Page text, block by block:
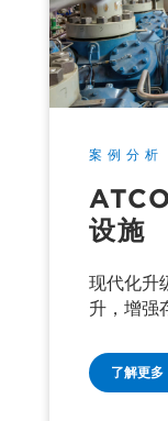
案例分析
设施
现代化升
升，增强
了解更多